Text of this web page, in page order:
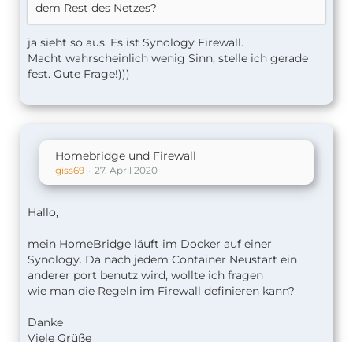
dem Rest des Netzes?
ja sieht so aus. Es ist Synology Firewall.
Macht wahrscheinlich wenig Sinn, stelle ich gerade
fest. Gute Frage!)))
Homebridge und Firewall
giss69 27. April 2020
Hallo,
mein HomeBridge läuft im Docker auf einer
Synology. Da nach jedem Container Neustart ein
anderer port benutz wird, wollte ich fragen
wie man die Regeln im Firewall definieren kann?
Danke
Viele Grüße